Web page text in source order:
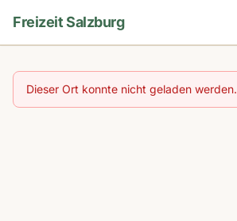
Freizeit Salzburg
Dieser Ort konnte nicht geladen werden.